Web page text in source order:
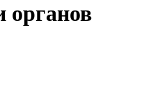
органов